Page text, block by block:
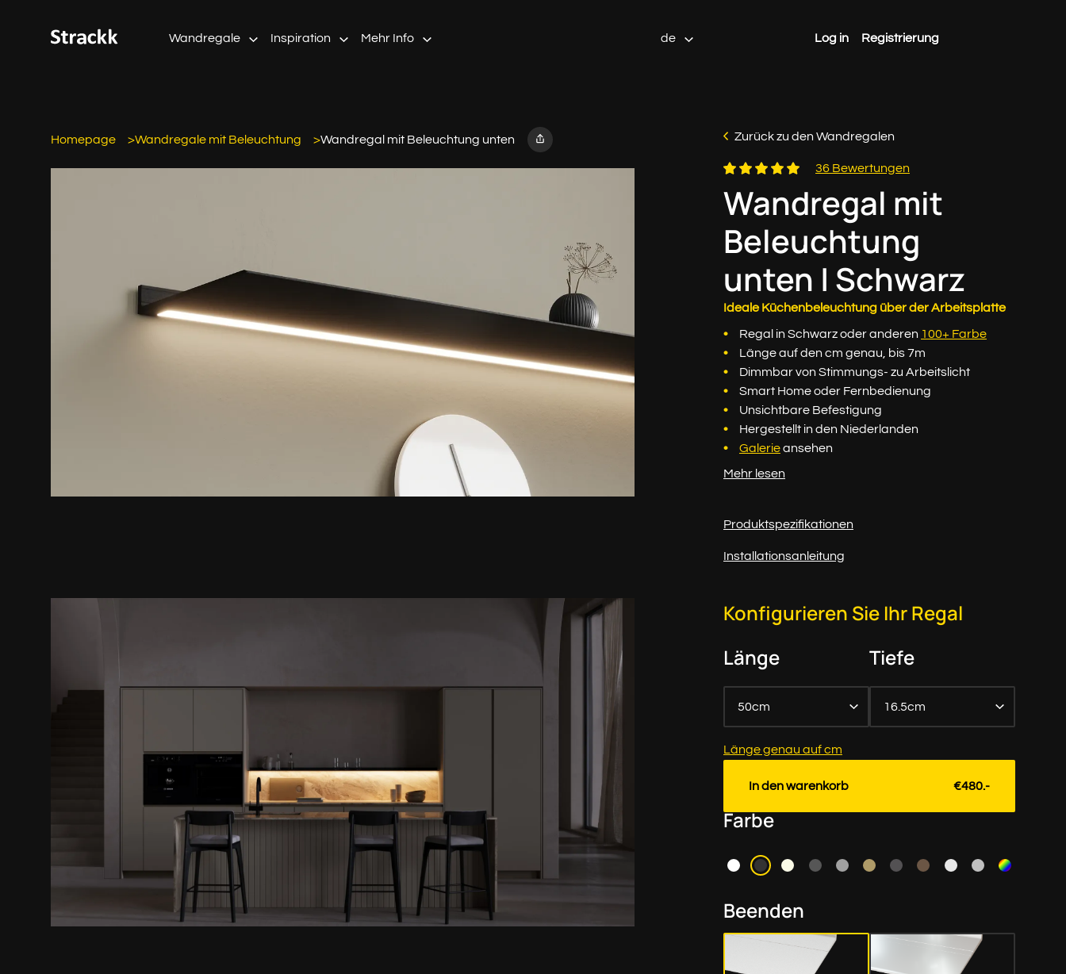
Wandregale Inspiration Mehr Info de Log in Registrierung
Homepage Wandregale mit Beleuchtung Wandregal mit Beleuchtung unten Zurück zu den Wandregalen
36 Bewertungen
Wandregal mit
Beleuchtung
unten | Schwarz
Ideale Küchenbeleuchtung über der Arbeitsplatte
Regal in Schwarz oder anderen 100+ Farbe
Länge auf den cm genau, bis 7m
Dimmbar von Stimmungs- zu Arbeitslicht
Smart Home oder Fernbedienung
Unsichtbare Befestigung
Hergestellt in den Niederlanden
Galerieansehen
Mehr lesen
Produktspezifikationen
Installationsanleitung
Konfigurieren Sie Ihr Regal
Länge
50cm
Tiefe
16.5cm
Länge genau auf cm
Farbe
Beenden
In den warenkorb €480.-